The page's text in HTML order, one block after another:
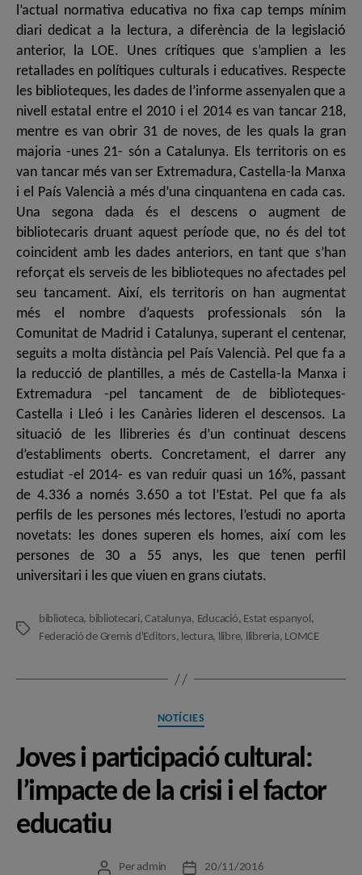
l’actual normativa educativa no fixa cap temps mínim
diari dedicat a la lectura, a diferència de la legislació
anterior, la LOE. Unes crítiques que s’amplien a les
retallades en polítiques culturals i educatives. Respecte
les biblioteques, les dades de l’informe assenyalen que a
nivell estatal entre el 2010 i el 2014 es van tancar 218,
mentre es van obrir 31 de noves, de les quals la gran
majoria -unes 21- són a Catalunya. Els territoris on es
van tancar més van ser Extremadura, Castella-la Manxa
i el País Valencià a més d’una cinquantena en cada cas.
Una segona dada és el descens o augment de
bibliotecaris druant aquest període que, no és del tot
coincident amb les dades anteriors, en tant que s’han
reforçat els serveis de les biblioteques no afectades pel
seu tancament. Així, els territoris on han augmentat
més el nombre d’aquests professionals són la
Comunitat de Madrid i Catalunya, superant el centenar,
seguits a molta distància pel País Valencià. Pel que fa a
la reducció de plantilles, a més de Castella-la Manxa i
Extremadura -pel tancament de de biblioteques-
Castella i Lleó i les Canàries lideren el descensos. La
situació de les llibreries és d’un continuat descens
d’establiments oberts. Concretament, el darrer any
estudiat -el 2014- es van reduir quasi un 16%, passant
de 4.336 a només 3.650 a tot l’Estat. Pel que fa als
perfils de les persones més lectores, l’estudi no aporta
novetats: les dones superen els homes, així com les
persones de 30 a 55 anys, les que tenen perfil
universitari i les que viuen en grans ciutats.
Etiquetes
biblioteca, bibliotecari,Catalunya, Educació, Estat espanyol,
Federació de Gremis d'Editors, lectura, llibre, llibreria, LOMCE
Categories
NOTÍCIES
Joves i participació cultural:
l’impacte de la crisi i el factor
educatiu
Autor
Per admin
Data20/11/2016